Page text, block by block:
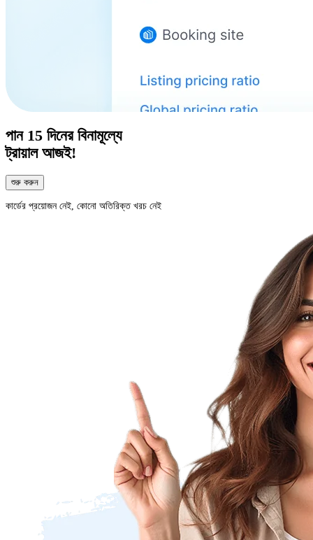
পান 15 দিনের বিনামূল্যে
ট্রায়াল আজই!
শুরু করুন
কার্ডের প্রয়োজন নেই, কোনো অতিরিক্ত খরচ নেই